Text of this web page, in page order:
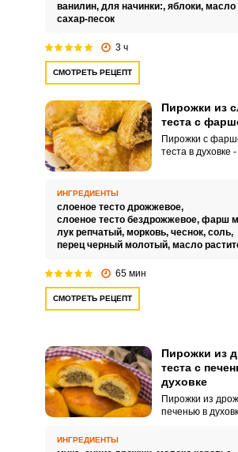
ванилин, для начинки:, яблоки, масло
сахар-песок
3 ч
СМОТРЕТЬ РЕЦЕПТ
Пирожки из
теста с
Пирожки с
теста в духовке
точно никого не
равнодушным.
подаваться как
использоваться
ИНГРЕДИЕНТЫ
слоеное тесто дрожжевое,
слоеное тесто бездрожжевое, фарш
лук репчатый, морковь, чеснок, соль,
перец черный молотый, масло
65 мин
СМОТРЕТЬ РЕЦЕПТ
Пирожки из
теста с
духовке
Пирожки из
печенью в
дрожжевого
ИНГРЕДИЕНТЫ